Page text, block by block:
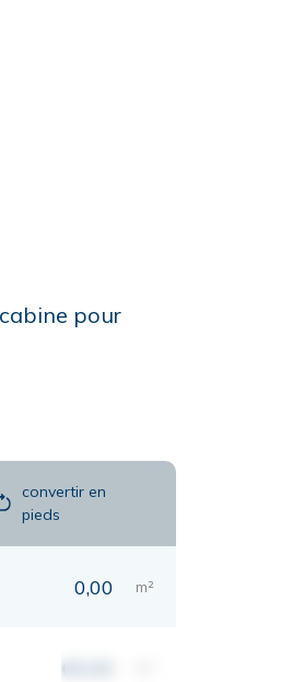
pour
convertir en
pieds
0,00 m²
00,00